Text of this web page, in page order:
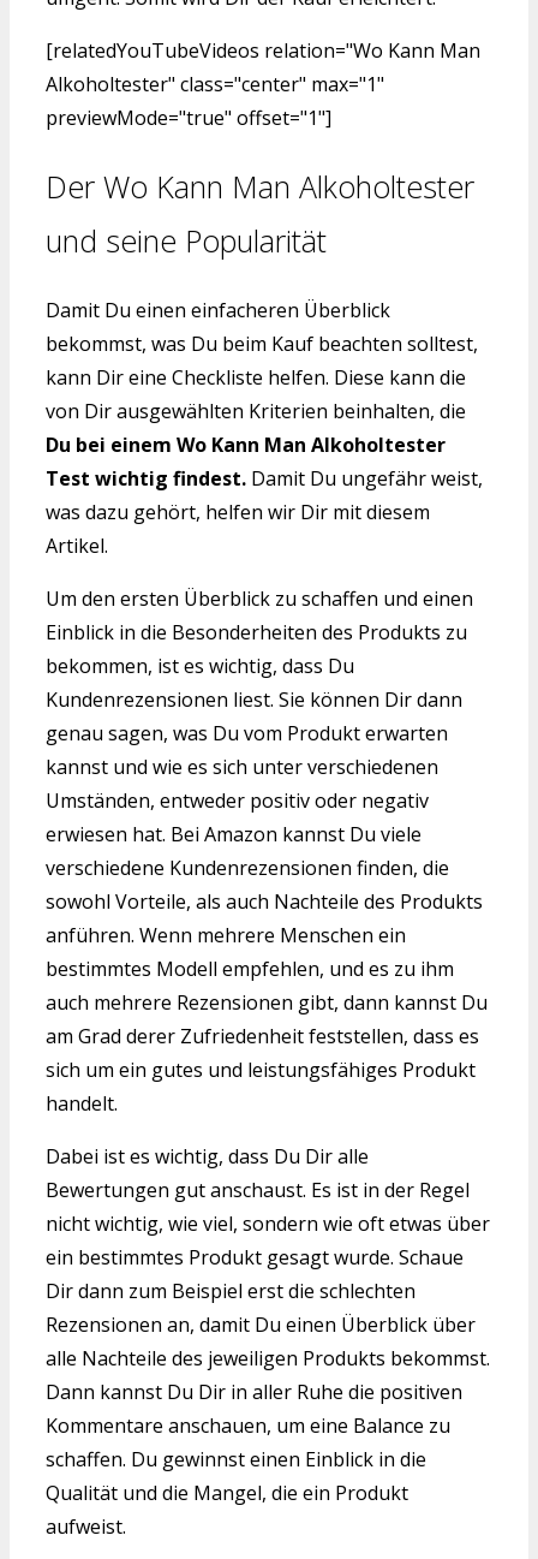
[relatedYouTubeVideos relation="Wo Kann Man
Alkoholtester" class="center" max="1"
previewMode="true" offset="1"]
Der Wo Kann Man Alkoholtester
und seine Popularität
Damit Du einen einfacheren Überblick
bekommst, was Du beim Kauf beachten solltest,
kann Dir eine Checkliste helfen. Diese kann die
von Dir ausgewählten Kriterien beinhalten, die
Du bei einem Wo Kann Man Alkoholtester
Test wichtig findest. Damit Du ungefähr weist,
was dazu gehört, helfen wir Dir mit diesem
Artikel.
Um den ersten Überblick zu schaffen und einen
Einblick in die Besonderheiten des Produkts zu
bekommen, ist es wichtig, dass Du
Kundenrezensionen liest. Sie können Dir dann
genau sagen, was Du vom Produkt erwarten
kannst und wie es sich unter verschiedenen
Umständen, entweder positiv oder negativ
erwiesen hat. Bei Amazon kannst Du viele
verschiedene Kundenrezensionen finden, die
sowohl Vorteile, als auch Nachteile des Produkts
anführen. Wenn mehrere Menschen ein
bestimmtes Modell empfehlen, und es zu ihm
auch mehrere Rezensionen gibt, dann kannst Du
am Grad derer Zufriedenheit feststellen, dass es
sich um ein gutes und leistungsfähiges Produkt
handelt.
Dabei ist es wichtig, dass Du Dir alle
Bewertungen gut anschaust. Es ist in der Regel
nicht wichtig, wie viel, sondern wie oft etwas über
ein bestimmtes Produkt gesagt wurde. Schaue
Dir dann zum Beispiel erst die schlechten
Rezensionen an, damit Du einen Überblick über
alle Nachteile des jeweiligen Produkts bekommst.
Dann kannst Du Dir in aller Ruhe die positiven
Kommentare anschauen, um eine Balance zu
schaffen. Du gewinnst einen Einblick in die
Qualität und die Mangel, die ein Produkt
aufweist.